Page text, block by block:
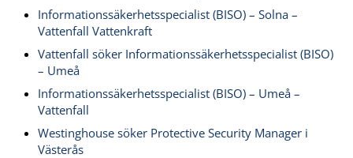
Informationssäkerhetsspecialist (BISO) – Solna –
Vattenfall Vattenkraft
Vattenfall söker Informationssäkerhetsspecialist (BISO)
– Umeå
Informationssäkerhetsspecialist (BISO) – Umeå –
Vattenfall
Westinghouse söker Protective Security Manager i
Västerås